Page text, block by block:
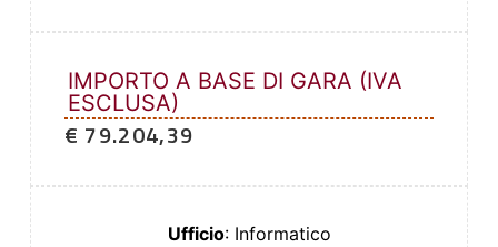
IMPORTO A BASE DI GARA (IVA
ESCLUSA)
€ 79.204,39
Ufficio: Informatico